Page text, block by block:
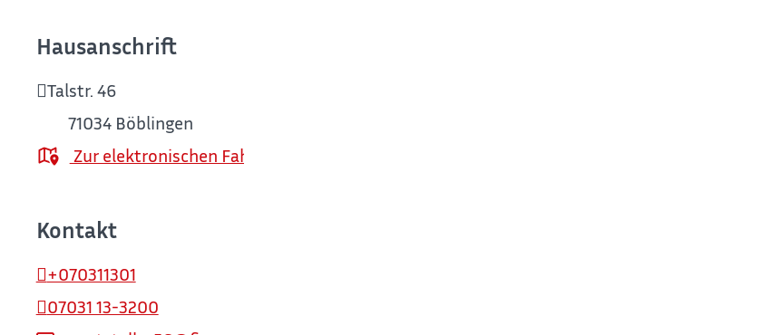
Hausanschrift
Talstr. 46
71034 Böblingen
Zur elektronischen Fahrplanauskunft
Kontakt
+070311301
07031 13-3200